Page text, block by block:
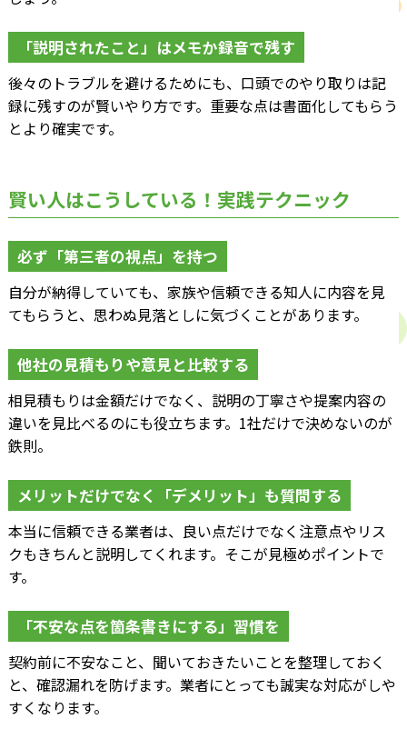
「説明されたこと」はメモか録音で残す
後々のトラブルを避けるためにも、口頭でのやり取りは記
録に残すのが賢いやり方です。重要な点は書面化してもらう
とより確実です。
賢い人はこうしている！実践テクニック
必ず「第三者の視点」を持つ
自分が納得していても、家族や信頼できる知人に内容を見
てもらうと、思わぬ見落としに気づくことがあります。
他社の見積もりや意見と比較する
相見積もりは金額だけでなく、説明の丁寧さや提案内容の
違いを見比べるのにも役立ちます。1社だけで決めないのが
鉄則。
メリットだけでなく「デメリット」も質問する
本当に信頼できる業者は、良い点だけでなく注意点やリス
クもきちんと説明してくれます。そこが見極めポイントで
す。
「不安な点を箇条書きにする」習慣を
契約前に不安なこと、聞いておきたいことを整理しておく
と、確認漏れを防げます。業者にとっても誠実な対応がしや
すくなります。